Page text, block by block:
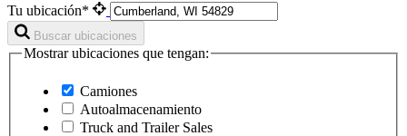
Tu ubicación*
Buscar ubicaciones
Mostrar ubicaciones que tengan:
Camiones
Autoalmacenamiento
Truck and Trailer Sales